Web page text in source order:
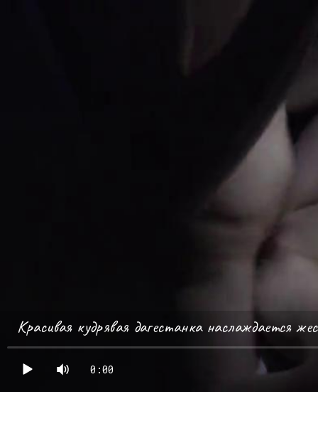
0:00
Красивая кудрявая дагестанка наслаждается